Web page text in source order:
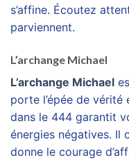
s’affine. Écoutez
parviennent.
L’archange Michael
L’archange Michael
porte l’épée de
dans le 444 garantit
énergies négatives. Il
donne le courage